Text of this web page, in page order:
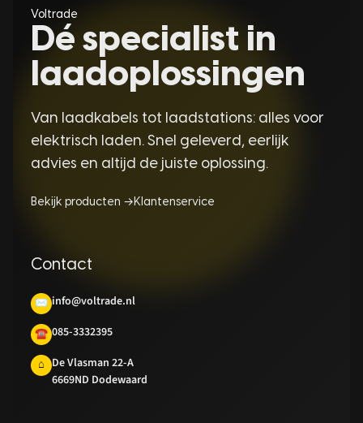
Voltrade
Dé specialist in
laadoplossingen
Van laadkabels tot laadstations: alles voor
elektrisch laden. Snel geleverd, eerlijk
advies en altijd de juiste oplossing.
Bekijk producten → Klantenservice
Contact
✉ info@voltrade.nl
☎ 085-3332395
⌂
De Vlasman 22-A
6669ND Dodewaard